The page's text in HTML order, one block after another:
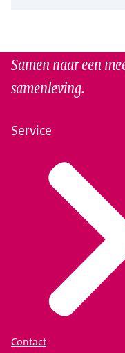
Samen naar een
samenleving.
Service
Contact